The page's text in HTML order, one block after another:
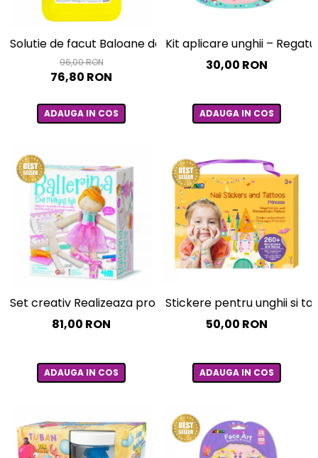
Solutie de facut Baloane de sapun gigante, 5 litri
96,00 RON
76,80 RON
ADAUGA IN COS
Kit aplicare unghii –
30,00 RON
ADAUGA IN COS
Set creativ Realizeaza propria papusa - Balerina
81,00 RON
ADAUGA IN COS
Stickere pentru unghii si
50,00 RON
ADAUGA IN COS